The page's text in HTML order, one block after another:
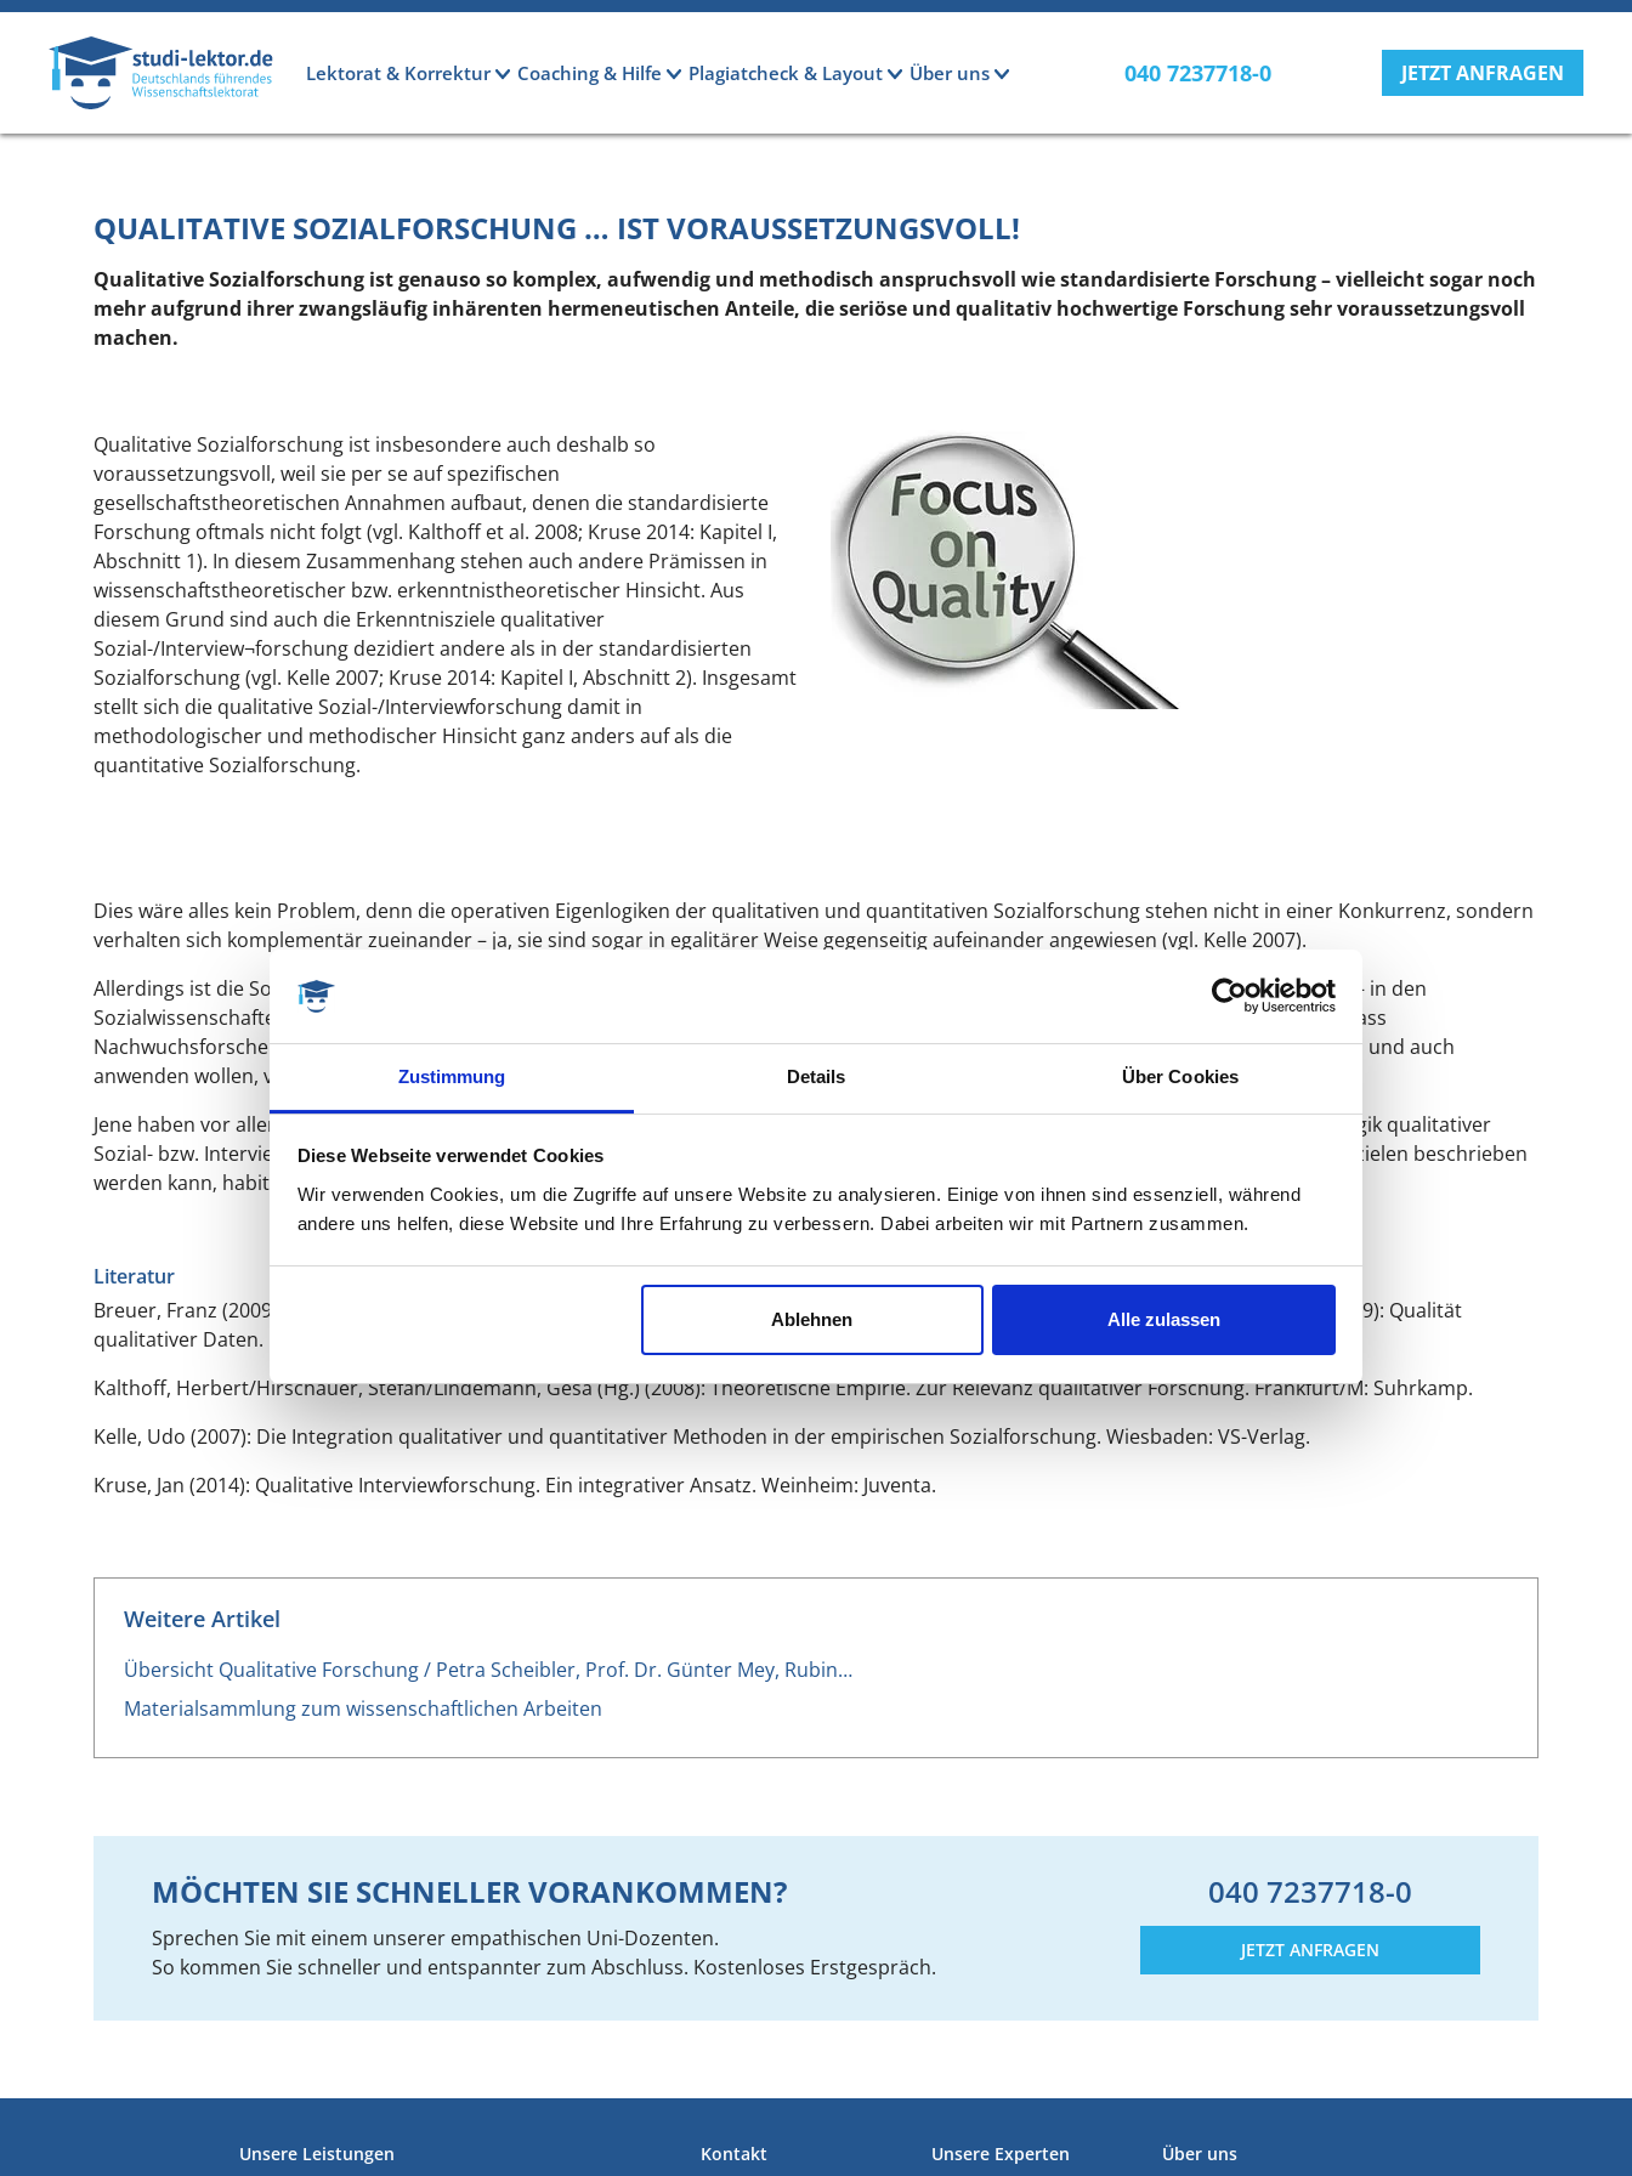
Zustimmung Details Über Cookies
Diese Webseite verwendet Cookies
Wir verwenden Cookies, um die Zugriffe auf unsere Website zu analysieren. Einige von ihnen sind essenziell, während
andere uns helfen, diese Website und Ihre Erfahrung zu verbessern. Dabei arbeiten wir mit Partnern zusammen.
Ablehnen Alle zulassen
Direkt zum Inhalt
Lektorat & Korrektur Coaching & Hilfe Plagiatcheck & Layout Über uns 040 7237718-0 JETZT ANFRAGEN
QUALITATIVE SOZIALFORSCHUNG … IST VORAUSSETZUNGSVOLL!
Qualitative Sozialforschung ist genauso so komplex, aufwendig und methodisch anspruchsvoll wie standardisierte Forschung – vielleicht sogar noch
mehr aufgrund ihrer zwangsläufig inhärenten hermeneutischen Anteile, die seriöse und qualitativ hochwertige Forschung sehr voraussetzungsvoll
machen.
Qualitative Sozialforschung ist insbesondere auch deshalb so
voraussetzungsvoll, weil sie per se auf spezifischen
gesellschaftstheoretischen Annahmen aufbaut, denen die standardisierte
Forschung oftmals nicht folgt (vgl. Kalthoff et al. 2008; Kruse 2014: Kapitel I,
Abschnitt 1). In diesem Zusammenhang stehen auch andere Prämissen in
wissenschaftstheoretischer bzw. erkenntnistheoretischer Hinsicht. Aus
diesem Grund sind auch die Erkenntnisziele qualitativer
Sozial-/Interview¬forschung dezidiert andere als in der standardisierten
Sozialforschung (vgl. Kelle 2007; Kruse 2014: Kapitel I, Abschnitt 2). Insgesamt
stellt sich die qualitative Sozial-/Interviewforschung damit in
methodologischer und methodischer Hinsicht ganz anders auf als die
quantitative Sozialforschung.
Dies wäre alles kein Problem, denn die operativen Eigenlogiken der qualitativen und quantitativen Sozialforschung stehen nicht in einer Konkurrenz, sondern
verhalten sich komplementär zueinander – ja, sie sind sogar in egalitärer Weise gegenseitig aufeinander angewiesen (vgl. Kelle 2007).
Allerdings ist dieSozialisation
– also die grundlegende Ausbildung von Nachwuchswissenschaftlern bzw. Nachwuchswissenschaftlerinnen – in den
Sozialwissenschaften in Hinblick auf den
nach wie vor stark oder rein quantitativ geprägt. Dies hat zur Folge, dass
Nachwuchsforscher/innen in der empirischen Sozialforschung, wenn sie sich Methoden der qualitativen Forschung umfassender aneignen und auch
anwenden wollen, vor zahlreichendenkstilbedingten Problemen
Jene haben vor allem erst einmal etwas mit sich als Forscher/innen-
zu tun (vgl. Breuer 2009), die von der operativen Eigenlogik qualitativer
Sozial- bzw. Interviewforschung, welche eben durch eine
spezifische Haltung gegenüber Wirklichkeit, Erkenntnisprozessen und Erkenntniszielen beschrieben
werden kann‚ habituell irritiert‘ wird.
Literatur
Breuer, Franz (2009): Reflexive Grounded Theory. Eine Einführung für die Forschungspraxis. Wiesbaden: VS-Verlag. Helfferich, Cornelia (2009): Qualität
qualitativer Daten. Manual zur Durchführung qualitativer Einzelinterviews. 3. überarb. Aufl., Wiesbaden: VS-Verlag.
Kalthoff, Herbert/Hirschauer, Stefan/Lindemann, Gesa (Hg.) (2008): Theoretische Empirie. Zur Relevanz qualitativer Forschung. Frankfurt/M: Suhrkamp.
Kelle, Udo (2007): Die Integration qualitativer und quantitativer Methoden in der empirischen Sozialforschung. Wiesbaden: VS-Verlag.
Kruse, Jan (2014): Qualitative Interviewforschung. Ein integrativer Ansatz. Weinheim: Juventa.
Weitere Artikel
Übersicht Qualitative Forschung / Petra Scheibler, Prof. Dr. Günter Mey, Rubin…
Materialsammlung zum wissenschaftlichen Arbeiten
MÖCHTEN SIE SCHNELLER VORANKOMMEN?
Sprechen Sie mit einem unserer empathischen Uni-Dozenten.
So kommen Sie schneller und entspannter zum Abschluss. Kostenloses Erstgespräch.
040 7237718-0
JETZT ANFRAGEN
FUSSZEILE
Unsere Leistungen Kontakt Unsere Experten Über uns